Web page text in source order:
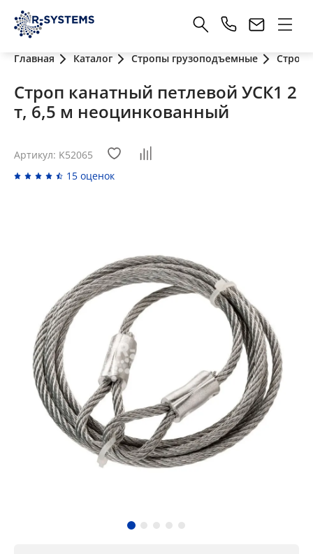
Главная Каталог Стропы грузоподъемные
Строп канатный петлевой УСК1 2
т, 6,5 м неоцинкованный
Артикул: K52065
15 оценок